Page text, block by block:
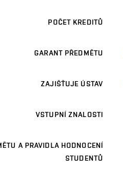
POČET KREDITŮ
GARANT PŘEDMĚTU
ZAJIŠŤUJE ÚSTAV
VSTUPNÍ ZNALOSTI
A PRAVIDLA HODNOCENÍ
STUDENTŮ